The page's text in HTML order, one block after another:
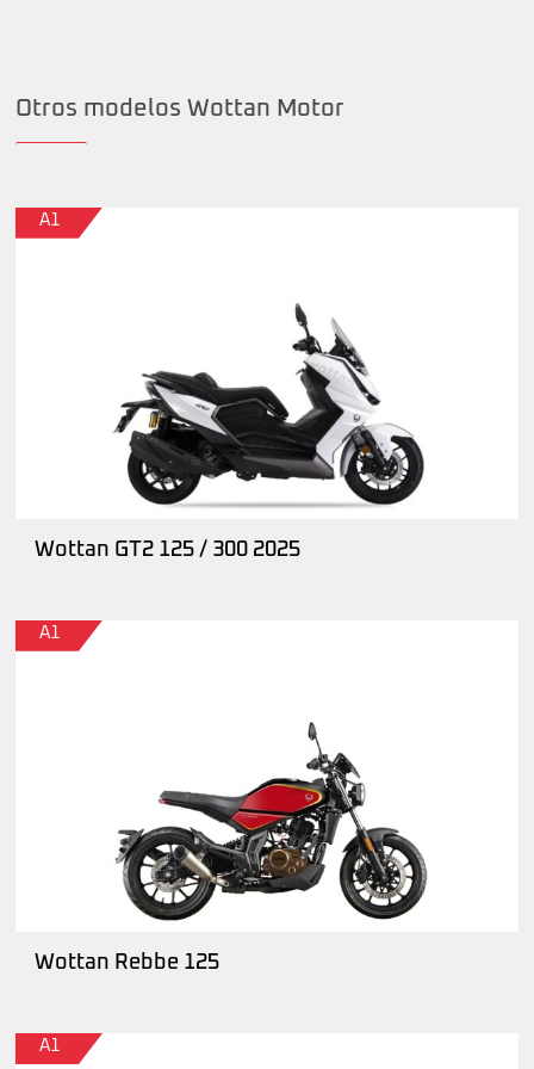
Otros modelos Wottan Motor
A1
Wottan GT2 125 / 300 2025
A1
Wottan Rebbe 125
A1